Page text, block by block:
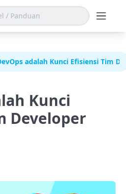
adalah Kunci Efisiensi Tim
Kunci
Developer